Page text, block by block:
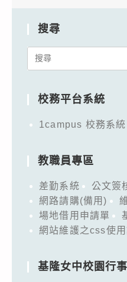
搜尋
Search
校務平台系統
1campus 校務系統
教職員專區
差勤系統 公文簽
網路請購(備用)
場地借用申請單
網站維護之css使用
基隆女中校園行